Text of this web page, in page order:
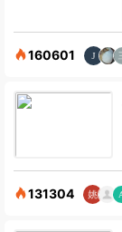
160601
131304